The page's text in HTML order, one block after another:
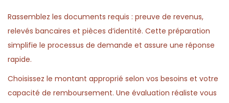
Rassemblez les documents requis : preuve de revenus,
relevés bancaires et pièces d’identité. Cette préparation
simplifie le processus de demande et assure une réponse
rapide.
Choisissez le montant approprié selon vos besoins et votre
capacité de remboursement. Une évaluation réaliste vous